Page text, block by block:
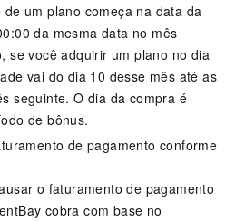
um plano começa na data da
da mesma data no mês
se você adquirir um plano no dia
vai do dia 10 desse mês até as
seguinte. O dia da compra é
de bônus.
de pagamento conforme
o faturamento de pagamento
cobra com base no